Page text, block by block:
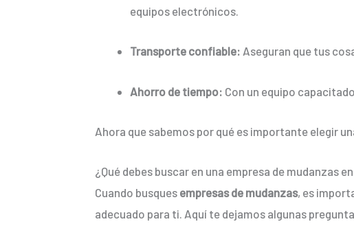
equipos electrónicos.
Transporte confiable: Aseguran que tus
Ahorro de tiempo: Con un equipo
Ahora que sabemos por qué es importante elegir
¿Qué debes buscar en una empresa de mudanzas
Cuando busques empresas de mudanzas, es
adecuado para ti. Aquí te dejamos algunas